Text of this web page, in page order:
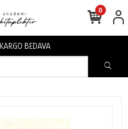
3000 TL VE ÜZERİ KARGO BEDAVA
0